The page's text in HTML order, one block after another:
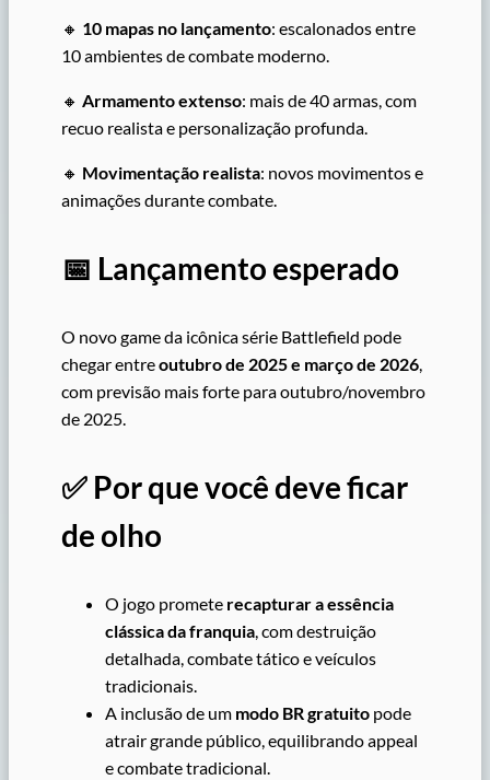
🔸 10 mapas no lançamento: escalonados entre
10 ambientes de combate moderno.
🔸 Armamento extenso: mais de 40 armas, com
recuo realista e personalização profunda.
🔸 Movimentação realista: novos movimentos e
animações durante combate.
📅 Lançamento esperado
O novo game da icônica série Battlefield pode
chegar entreoutubro de 2025 e março de 2026,
com previsão mais forte para outubro/novembro
de 2025.
✅ Por que você deve ficar
de olho
O jogo promete recapturar a essência
clássica da franquia, com destruição
detalhada, combate tático e veículos
tradicionais.
A inclusão de um modo BR gratuito pode
atrair grande público, equilibrando appeal
e combate tradicional.